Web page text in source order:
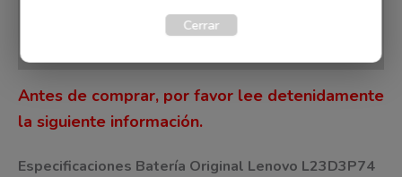
Valoraciones (0)
Antes de comprar, por favor lee detenidamente
la siguiente información.
Especificaciones Batería Original Lenovo L23D3P74
Cerrar